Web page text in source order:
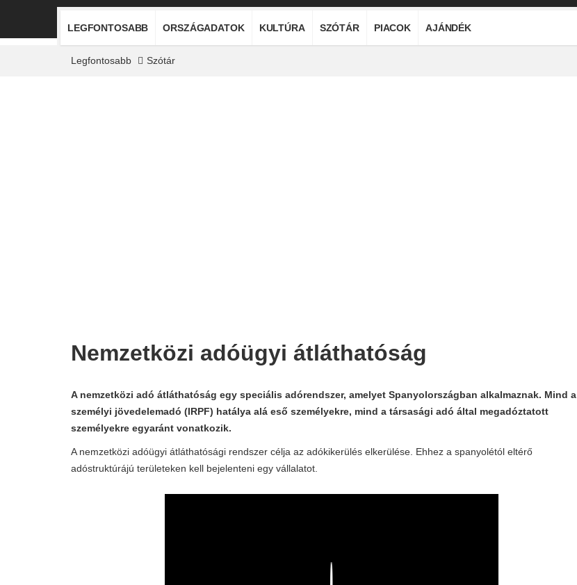
LEGFONTOSABB ORSZÁGADATOK KULTÚRA SZÓTÁR PIACOK AJÁNDÉK
Legfontosabb Szótár
Nemzetközi adóügyi átláthatóság
A nemzetközi adó átláthatóság egy speciális adórendszer, amelyet Spanyolországban alkalmaznak. Mind a
személyi jövedelemadó (IRPF) hatálya alá eső személyekre, mind a társasági adó által megadóztatott
személyekre egyaránt vonatkozik.
A nemzetközi adóügyi átláthatósági rendszer célja az adókikerülés elkerülése. Ehhez a spanyolétól eltérő
adóstruktúrájú területeken kell bejelenteni egy vállalatot.